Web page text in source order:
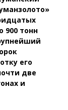
900 тонн
его
две
и